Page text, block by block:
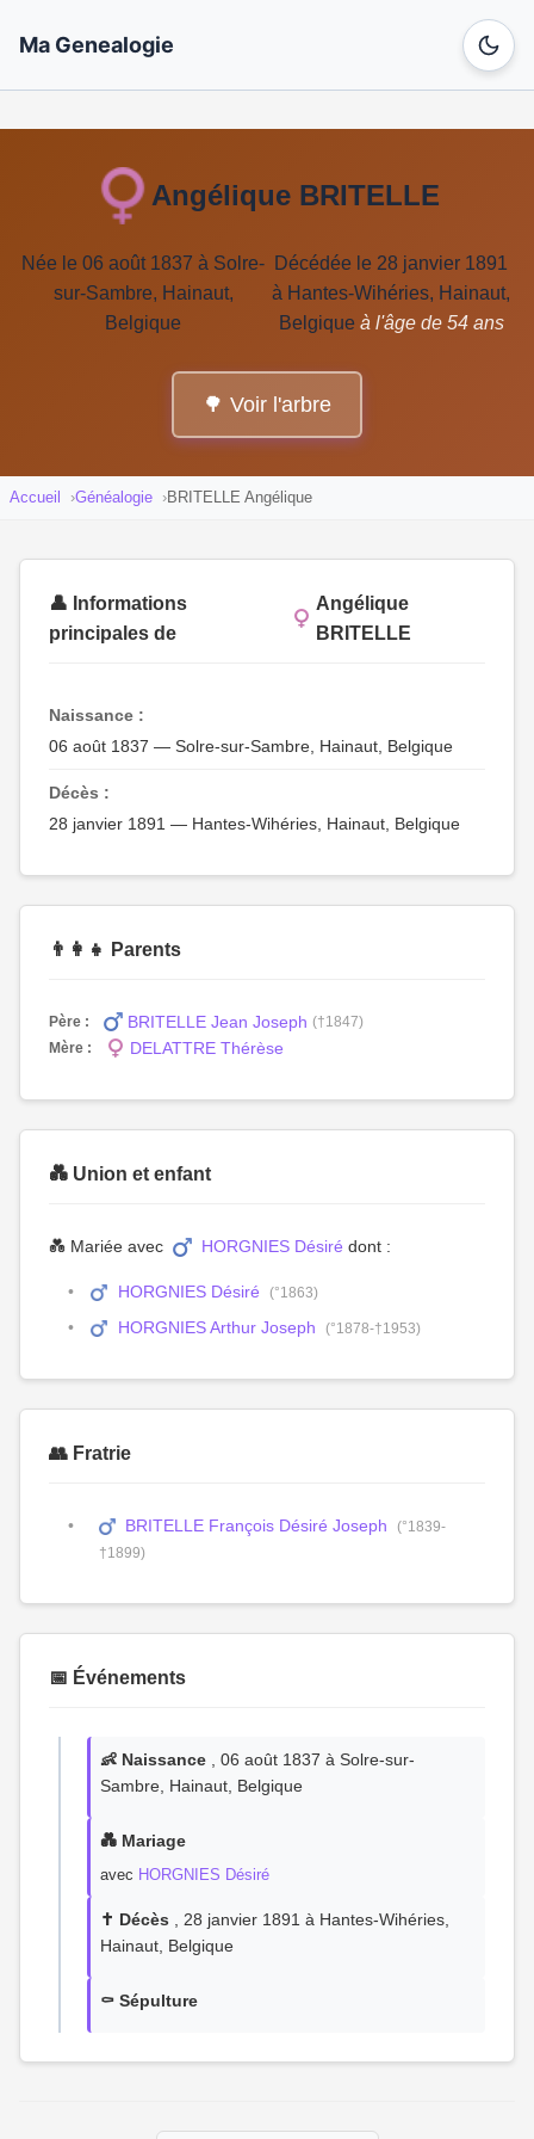
Ma Genealogie
Angélique BRITELLE
Née le 06 août 1837 à Solre-
sur-Sambre, Hainaut,
Belgique
Décédée le 28 janvier 1891
à Hantes-Wihéries, Hainaut,
Belgique à l'âge de 54 ans
🌳 Voir l'arbre
Accueil Généalogie BRITELLE Angélique
👤 Informations
principales de
Angélique
BRITELLE
Naissance :
06 août 1837 — Solre-sur-Sambre, Hainaut, Belgique
Décès :
28 janvier 1891 — Hantes-Wihéries, Hainaut, Belgique
👨‍👩‍👧 Parents
Père : BRITELLE Jean Joseph (†1847)
Mère :
DELATTRE Thérèse
💑 Union et enfant
💑 Mariée avec HORGNIES Désiré dont :
HORGNIES Désiré (°1863)
HORGNIES Arthur Joseph (°1878-†1953)
👥 Fratrie
BRITELLE François Désiré Joseph
(°1839-
†1899)
📅 Événements
👶 Naissance , 06 août 1837 à Solre-sur-
Sambre, Hainaut, Belgique
💑 Mariage
avec HORGNIES Désiré
✝️ Décès , 28 janvier 1891 à Hantes-Wihéries,
Hainaut, Belgique
⚰️ Sépulture